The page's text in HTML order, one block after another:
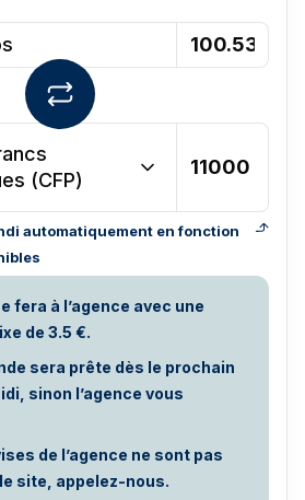
(CFP)
automatiquement en fonction
fera à l’agence avec une
de 3.5 €.
sera prête dès le prochain
sinon l’agence vous
de l’agence ne sont pas
site, appelez-nous.